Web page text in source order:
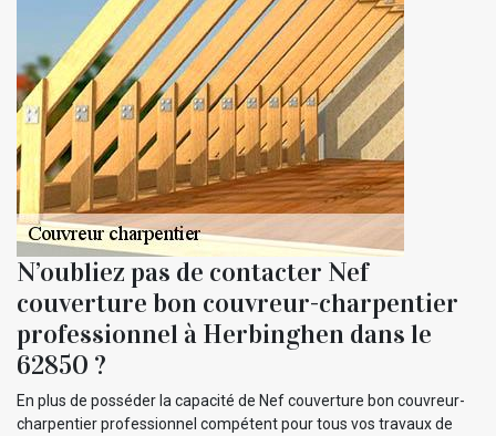
N’oubliez pas de contacter Nef
couverture bon couvreur-charpentier
professionnel à Herbinghen dans le
62850 ?
En plus de posséder la capacité de Nef couverture bon couvreur-
charpentier professionnel compétent pour tous vos travaux de